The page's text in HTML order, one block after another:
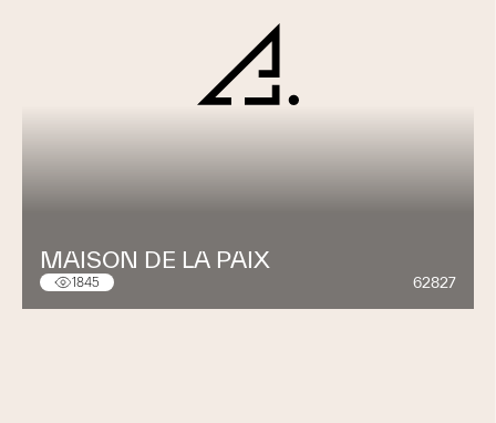
MAISON DE LA PAIX
1845 62827